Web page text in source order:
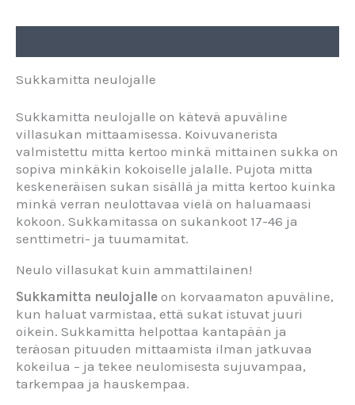
Sukkamitta neulojalle
Sukkamitta neulojalle on kätevä apuväline
villasukan mittaamisessa. Koivuvanerista
valmistettu mitta kertoo minkä mittainen sukka on
sopiva minkäkin kokoiselle jalalle. Pujota mitta
keskeneräisen sukan sisällä ja mitta kertoo kuinka
minkä verran neulottavaa vielä on haluamaasi
kokoon. Sukkamitassa on sukankoot 17-46 ja
senttimetri- ja tuumamitat.
Neulo villasukat kuin ammattilainen!
Sukkamitta neulojalle on korvaamaton apuväline,
kun haluat varmistaa, että sukat istuvat juuri
oikein. Sukkamitta helpottaa kantapään ja
teräosan pituuden mittaamista ilman jatkuvaa
kokeilua – ja tekee neulomisesta sujuvampaa,
tarkempaa ja hauskempaa.